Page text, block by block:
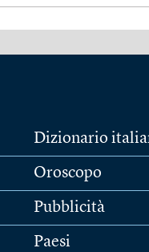
Dizionario
Oroscopo
Pubblicità
Paesi